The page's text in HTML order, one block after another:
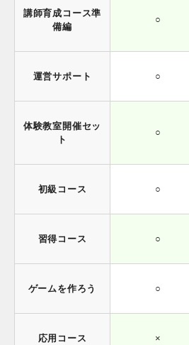
講師育成コース準
備編
○
運営サポート ○
体験教室開催セッ
ト
○
初級コース ○
習得コース ○
ゲームを作ろう ○
応用コース ×